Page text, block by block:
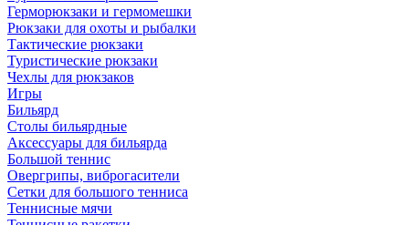
Герморюкзаки и гермомешки
Рюкзаки для охоты и рыбалки
Тактические рюкзаки
Туристические рюкзаки
Чехлы для рюкзаков
Игры
Бильярд
Столы бильярдные
Аксессуары для бильярда
Большой теннис
Овергрипы, виброгасители
Сетки для большого тенниса
Теннисные мячи